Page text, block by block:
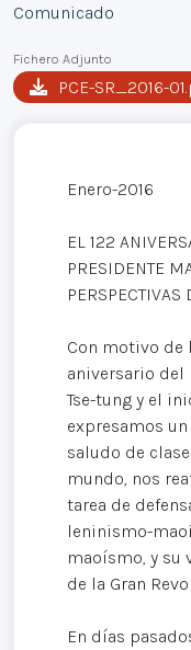
Comunicado
Fichero Adjunto
PCE-SR_2016-
Enero-2016
EL 122
PRESIDENTE
Con motivo de
aniversario del
Tse-tung y el
expresamos
saludo de
mundo, nos
tarea de
leninismo-
maoísmo, y su
de la Gran
En días